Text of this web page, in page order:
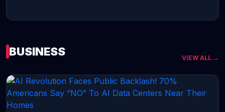
CONTINUE READING →
BUSINESS VIEW ALL →